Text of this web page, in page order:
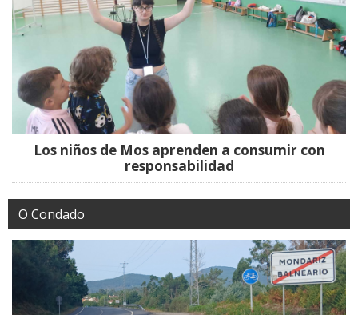
Los niños de Mos aprenden a consumir con
responsabilidad
O Condado